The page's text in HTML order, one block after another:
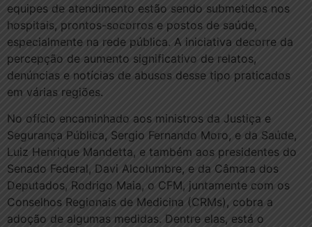
equipes de atendimento estão sendo submetidos nos
hospitais, prontos-socorros e postos de saúde,
especialmente na rede pública. A iniciativa decorre da
percepção de aumento significativo de relatos,
denúncias e notícias de abusos desse tipo praticados
em várias regiões.
No ofício encaminhado aos ministros da Justiça e
Segurança Pública, Sergio Fernando Moro, e da Saúde,
Luiz Henrique Mandetta, e também aos presidentes do
Senado Federal, Davi Alcolumbre, e da Câmara dos
Deputados, Rodrigo Maia, o CFM, juntamente com os
Conselhos Regionais de Medicina (CRMs), cobra a
adoção de algumas medidas. Dentre elas, está o